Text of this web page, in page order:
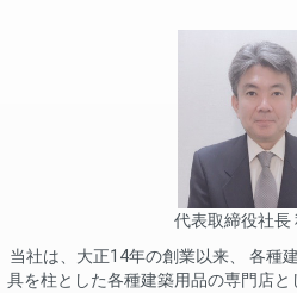
代表取締役社長
当社は、大正14年の創業以来、 各種
具を柱とした各種建築用品の専門店